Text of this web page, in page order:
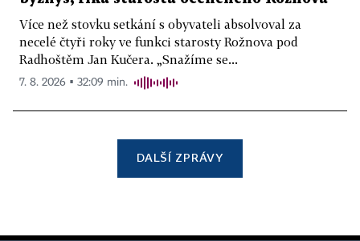
Více než stovku setkání s obyvateli absolvoval za
necelé čtyři roky ve funkci starosty Rožnova pod
Radhoštěm Jan Kučera. „Snažíme se...
7. 8. 2026 ▪ 32:09 min.
DALŠÍ ZPRÁVY